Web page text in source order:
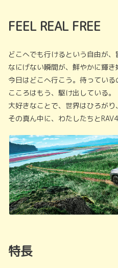
FEEL REAL FREE
どこへでも行けるという自由が、
なにげない瞬間が、鮮やかに輝き
今日はどこへ行こう。待っている
こころはもう、駆け出している。
大好きなことで、世界はひろがり
その真ん中に、わたしたちとRAV4
特長